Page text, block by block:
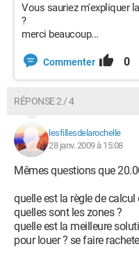
Vous sauriez m'expliquer
?
merci beaucoup...
Commenter 0
RÉPONSE 2 / 4
lesfillesdelarochelle
28 janv. 2009 à 15:08
Mêmes questions que
quelle est la règle de calcul
quelles sont les zones ?
quelle est la meilleure
pour louer ? se faire